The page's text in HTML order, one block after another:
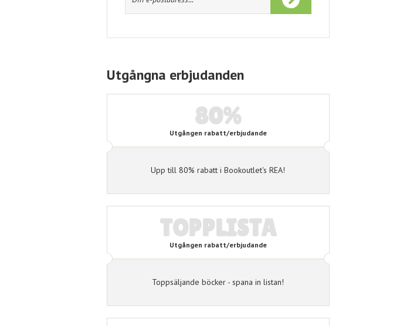
Utgångna erbjudanden
80%
Utgången rabatt/erbjudande
Upp till 80% rabatt i Bookoutlet's REA!
TOPPLISTA
Utgången rabatt/erbjudande
Toppsäljande böcker - spana in listan!